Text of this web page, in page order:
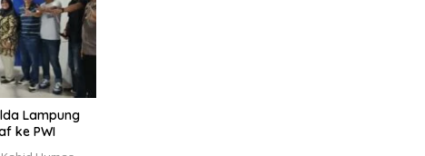
Lampung
ke PWI